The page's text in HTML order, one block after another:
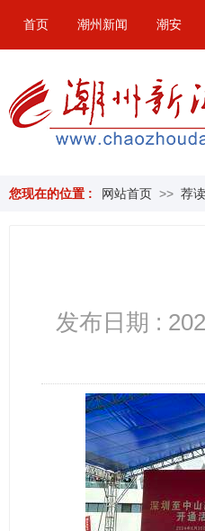
首页 潮州新闻 潮安
您现在的位置 : 网站首页 >> 荐读
发布日期 :